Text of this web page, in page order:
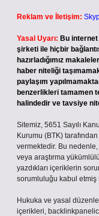
Reklam ve İletişim:
Yasal Uyarı: Bu
şirketi ile hiçbir
hazırladığımız
haber niteliği
paylaşım
benzerlikleri tamamen
halindedir ve tavsiye
Sitemiz, 5651 Sayılı
Kurumu (BTK)
vermektedir. Bu
veya araştırma
yazdıkları içeriklerin
sorumluluğu kabul etmiş
Hukuka ve yasal
içerikleri,